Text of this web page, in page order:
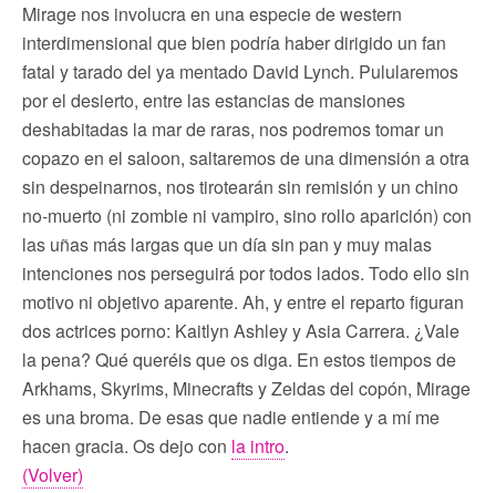
Mirage nos involucra en una especie de western
interdimensional que bien podría haber dirigido un fan
fatal y tarado del ya mentado David Lynch. Pulularemos
por el desierto, entre las estancias de mansiones
deshabitadas la mar de raras, nos podremos tomar un
copazo en el saloon, saltaremos de una dimensión a otra
sin despeinarnos, nos tirotearán sin remisión y un chino
no-muerto (ni zombie ni vampiro, sino rollo aparición) con
las uñas más largas que un día sin pan y muy malas
intenciones nos perseguirá por todos lados. Todo ello sin
motivo ni objetivo aparente. Ah, y entre el reparto figuran
dos actrices porno: Kaitlyn Ashley y Asia Carrera. ¿Vale
la pena? Qué queréis que os diga. En estos tiempos de
Arkhams, Skyrims, Minecrafts y Zeldas del copón, Mirage
es una broma. De esas que nadie entiende y a mí me
hacen gracia. Os dejo con la intro.
(Volver)